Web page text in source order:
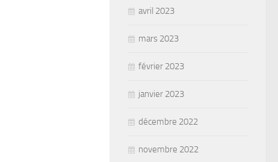
avril 2023
mars 2023
février 2023
janvier 2023
décembre 2022
novembre 2022